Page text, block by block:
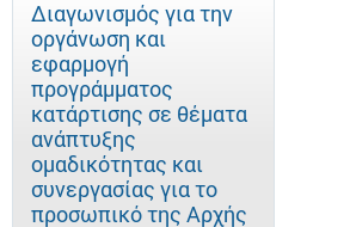
Διαγωνισμός για την
οργάνωση και
εφαρμογή
προγράμματος
κατάρτισης σε θέματα
ανάπτυξης
ομαδικότητας και
συνεργασίας για το
προσωπικό της Αρχής